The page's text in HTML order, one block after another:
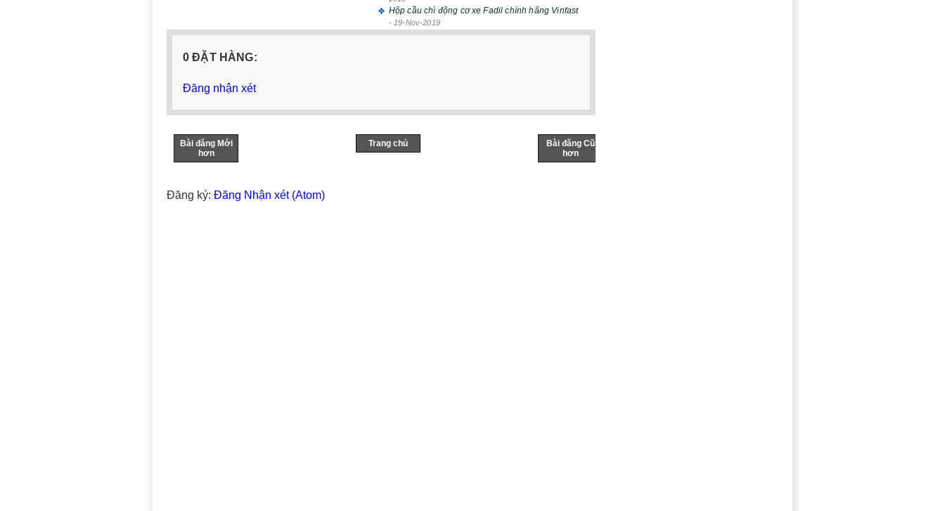
Hộp cầu chì động cơ xe Fadil chính hãng Vinfast
- 19-Nov-2019
0 ĐẶT HÀNG:
Đăng nhận xét
Bài đăng Mới
hơn
Bài đăng Cũ
hơn
Trang chủ
Đăng ký: Đăng Nhận xét (Atom)